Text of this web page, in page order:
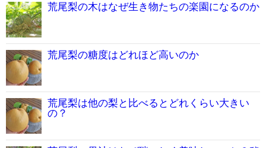
荒尾梨の木はなぜ生き物たちの楽園になるのか
荒尾梨の糖度はどれほど高いのか
荒尾梨は他の梨と比べるとどれくらい大きい
の？